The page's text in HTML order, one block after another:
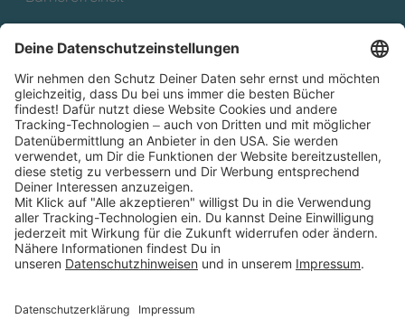
Partnerprogramm (Affiliate)
Folge uns auf
* Versandkostenfrei ab 9,00 € Bestellwert innerhalb
Deutschlands
** Lieferzeit 1-3 Werktage innerhalb Deutschlands
Thienemann-Esslinger Verlag GmbH, Blumenstraße 36, D-70182